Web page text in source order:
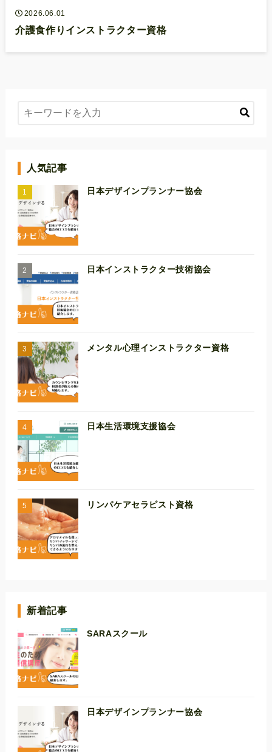
2026.06.01
介護食作りインストラクター資格
人気記事
日本デザインプランナー協会
日本インストラクター技術協会
メンタル心理インストラクター資格
日本生活環境支援協会
リンパケアセラピスト資格
新着記事
SARAスクール
日本デザインプランナー協会